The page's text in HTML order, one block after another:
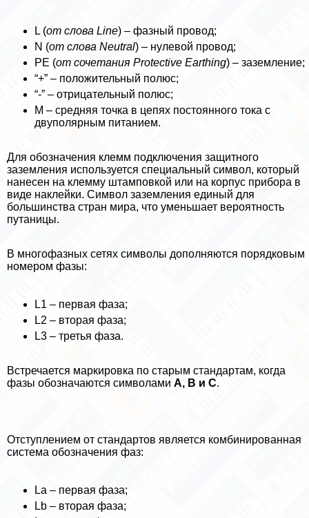
L (от слова Line) – фазный провод;
N (от слова Neutral) – нулевой провод;
PE (от сочетания Protective Earthing) – заземление;
“+” – положительный полюс;
“-” – отрицательный полюс;
М – средняя точка в цепях постоянного тока с
двуполярным питанием.
Для обозначения клемм подключения защитного
заземления используется специальный символ, который
нанесен на клемму штамповкой или на корпус прибора в
виде наклейки. Символ заземления единый для
большинства стран мира, что уменьшает вероятность
пyтaницы.
В многофазных сетях символы дополняются порядковым
номером фазы:
L1 – первая фаза;
L2 – вторая фаза;
L3 – третья фаза.
Встречается маркировка по старым стандартам, когда
фазы обозначаются символами А, В и С.
Отступлением от стандартов является комбинированная
система обозначения фаз:
La – первая фаза;
Lb – вторая фаза;